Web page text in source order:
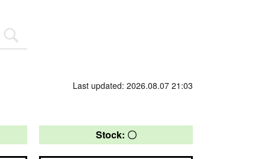
Last updated: 2026.08.07 21:03
Stock: 〇